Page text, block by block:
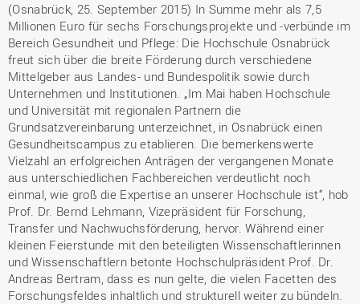
(Osnabrück, 25. September 2015) In Summe mehr als 7,5
Millionen Euro für sechs Forschungsprojekte und -verbünde im
Bereich Gesundheit und Pflege: Die Hochschule Osnabrück
freut sich über die breite Förderung durch verschiedene
Mittelgeber aus Landes- und Bundespolitik sowie durch
Unternehmen und Institutionen. „Im Mai haben Hochschule
und Universität mit regionalen Partnern die
Grundsatzvereinbarung unterzeichnet, in Osnabrück einen
Gesundheitscampus zu etablieren. Die bemerkenswerte
Vielzahl an erfolgreichen Anträgen der vergangenen Monate
aus unterschiedlichen Fachbereichen verdeutlicht noch
einmal, wie groß die Expertise an unserer Hochschule ist“, hob
Prof. Dr. Bernd Lehmann, Vizepräsident für Forschung,
Transfer und Nachwuchsförderung, hervor. Während einer
kleinen Feierstunde mit den beteiligten Wissenschaftlerinnen
und Wissenschaftlern betonte Hochschulpräsident Prof. Dr.
Andreas Bertram, dass es nun gelte, die vielen Facetten des
Forschungsfeldes inhaltlich und strukturell weiter zu bündeln.